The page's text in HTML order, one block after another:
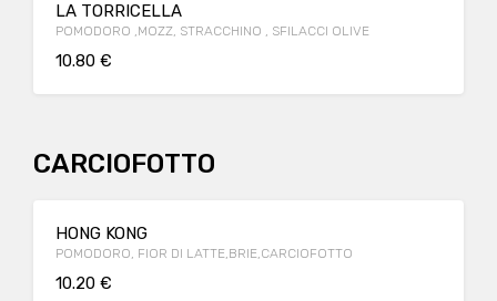
LA TORRICELLA
POMODORO ,MOZZ, STRACCHINO , SFILACCI OLIVE
10.80 €
CARCIOFOTTO
HONG KONG
POMODORO, FIOR DI LATTE,BRIE,CARCIOFOTTO
10.20 €